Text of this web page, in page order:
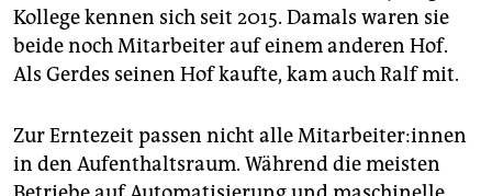
Kollege kennen sich seit 2015. Damals waren sie
beide noch Mitarbeiter auf einem anderen Hof.
Als Gerdes seinen Hof kaufte, kam auch Ralf mit.
Zur Erntezeit passen nicht alle Mit­ar­bei­te­r:in­nen
in den Aufenthaltsraum. Während die meisten